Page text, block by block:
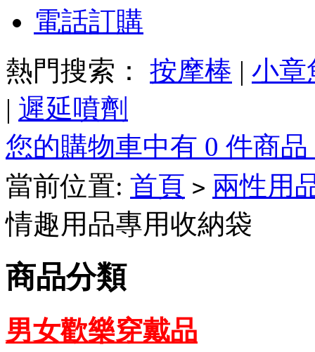
電話訂購
熱門搜索： 按摩棒 | 小章
| 遲延噴劑
您的購物車中有 0 件商
當前位置: 首頁 > 兩性用
情趣用品專用收納袋
商品分類
男女歡樂穿戴品